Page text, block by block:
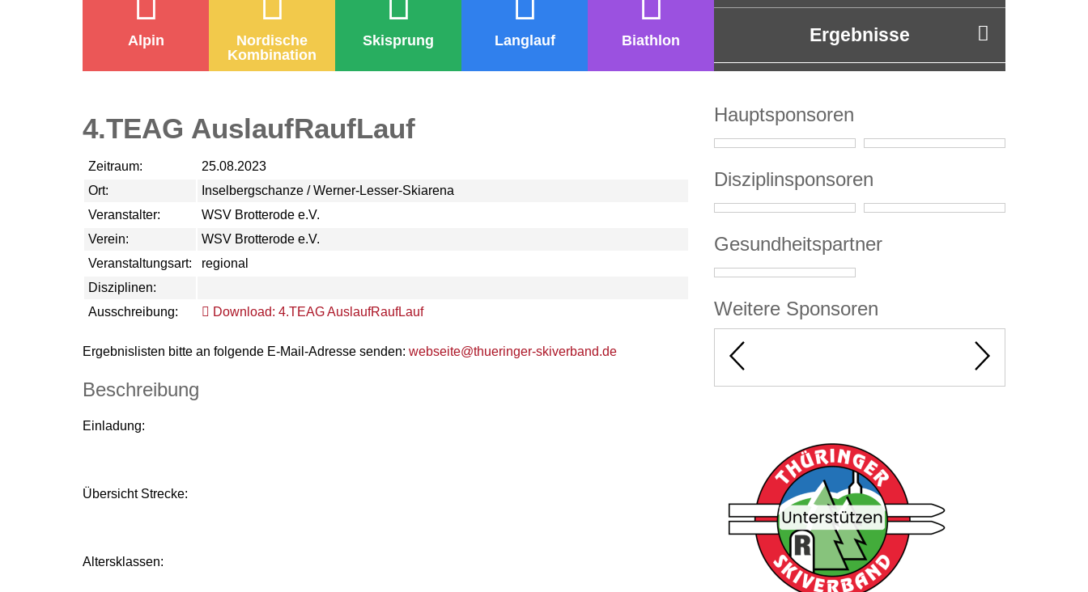
Alpin
Nordische
Kombination
Skisprung Langlauf Biathlon Ergebnisse
4.TEAG AuslaufRaufLauf
Zeitraum:
25.08.2023
Ort:
Inselbergschanze / Werner-Lesser-Skiarena
Veranstalter:
WSV Brotterode e.V.
Verein:
WSV Brotterode e.V.
Veranstaltungsart:
regional
Disziplinen:
Ausschreibung:
Download: 4.TEAG AuslaufRaufLauf
Ergebnislisten bitte an folgende E-Mail-Adresse senden: webseite@thueringer-skiverband.de
Beschreibung
Einladung:
Übersicht Strecke:
Altersklassen:
Hauptsponsoren
Disziplinsponsoren
Gesundheitspartner
Weitere Sponsoren